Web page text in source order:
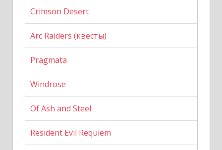
Crimson Desert
Arc Raiders (квесты)
Pragmata
Windrose
Of Ash and Steel
Resident Evil Requiem